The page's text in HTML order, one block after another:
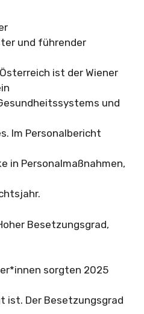
und führender
ist der Wiener
und
Im Personalbericht
in Personalmaßnahmen,
Besetzungsgrad,
sorgten 2025
ist. Der Besetzungsgrad